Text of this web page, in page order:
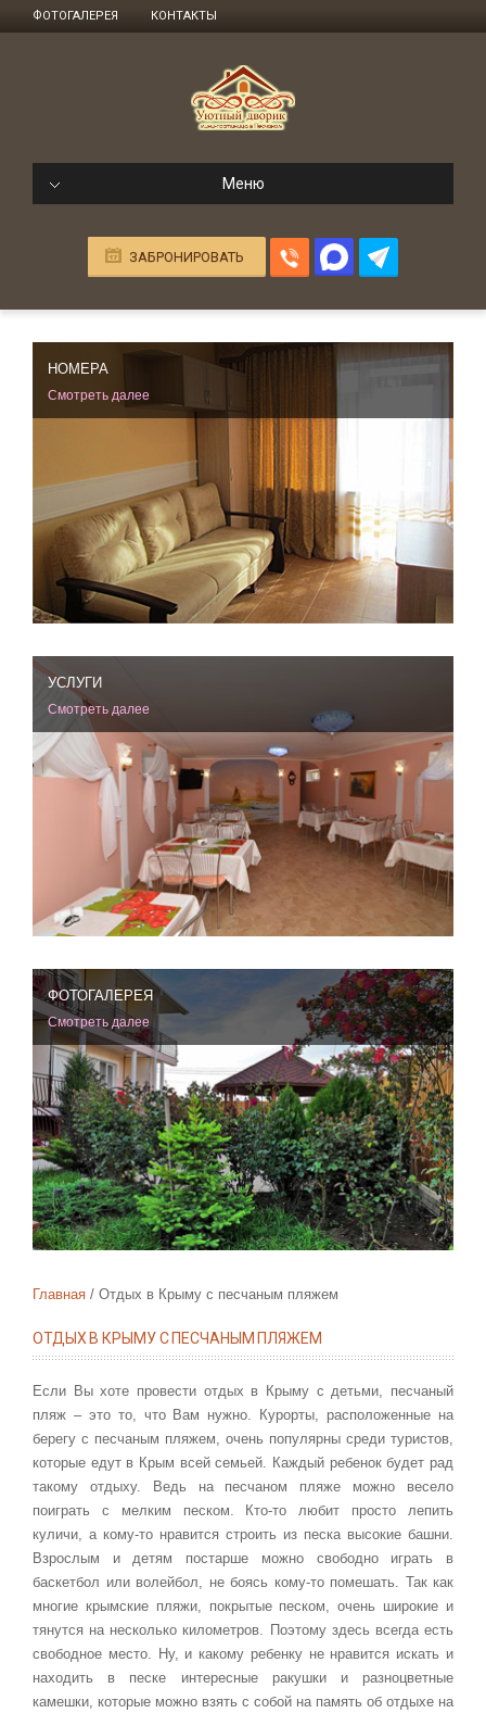
ФОТОГАЛЕРЕЯ КОНТАКТЫ
Меню
ЗАБРОНИРОВАТЬ
НОМЕРА
Смотреть далее
УСЛУГИ
Смотреть далее
ФОТОГАЛЕРЕЯ
Смотреть далее
Главная Отдых в Крыму с песчаным пляжем
ОТДЫХ В КРЫМУ С ПЕСЧАНЫМ ПЛЯЖЕМ
Если Вы хоте провести отдых в Крыму с детьми, песчаный
пляж – это то, что Вам нужно. Курорты, расположенные на
берегу с песчаным пляжем, очень популярны среди туристов,
которые едут в Крым всей семьей. Каждый ребенок будет рад
такому отдыху. Ведь на песчаном пляже можно весело
поиграть с мелким песком. Кто-то любит просто лепить
куличи, а кому-то нравится строить из песка высокие башни.
Взрослым и детям постарше можно свободно играть в
баскетбол или волейбол, не боясь кому-то помешать. Так как
многие крымские пляжи, покрытые песком, очень широкие и
тянутся на несколько километров. Поэтому здесь всегда есть
свободное место. Ну, и какому ребенку не нравится искать и
находить в песке интересные ракушки и разноцветные
камешки, которые можно взять с собой на память об отдыхе на